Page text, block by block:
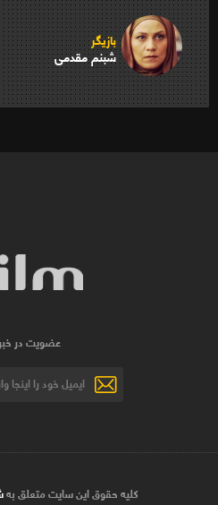
بازیگر
شبنم مقدمی
عضویت در
کلیه حقوق این سایت متعلق به